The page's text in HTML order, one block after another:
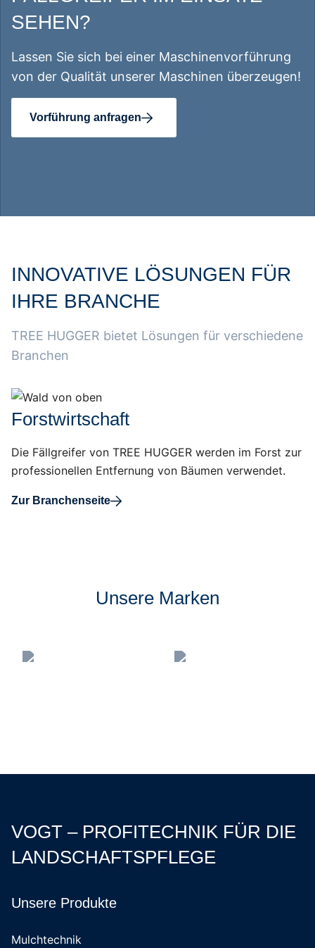
SEHEN?
Lassen Sie sich bei einer Maschinenvorführung
von der Qualität unserer Maschinen überzeugen!
Vorführung anfragen
INNOVATIVE LÖSUNGEN FÜR
IHRE BRANCHE
TREE HUGGER bietet Lösungen für verschiedene
Branchen
Aerial top view of summer green trees in forest in rural Finland.
Forstwirtschaft
Die Fällgreifer von TREE HUGGER werden im Forst zur
professionellen Entfernung von Bäumen verwendet.
Zur Branchenseite
Unsere Marken
VOGT – PROFITECHNIK FÜR DIE
LANDSCHAFTSPFLEGE
Unsere Produkte
Mulchtechnik